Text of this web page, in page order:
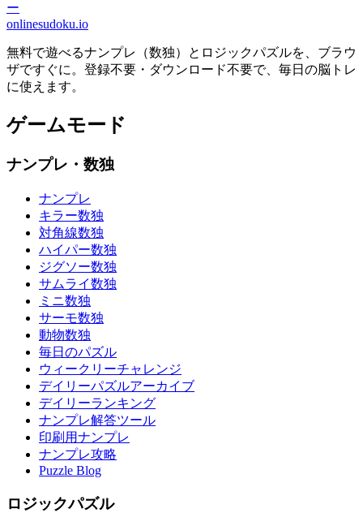
ー
onlinesudoku.io
無料で遊べるナンプレ（数独）とロジックパズルを、ブラウ
ザですぐに。登録不要・ダウンロード不要で、毎日の脳トレ
に使えます。
ゲームモード
ナンプレ・数独
ナンプレ
キラー数独
対角線数独
ハイパー数独
ジグソー数独
サムライ数独
ミニ数独
サーモ数独
動物数独
毎日のパズル
ウィークリーチャレンジ
デイリーパズルアーカイブ
デイリーランキング
ナンプレ解答ツール
印刷用ナンプレ
ナンプレ攻略
Puzzle Blog
ロジックパズル